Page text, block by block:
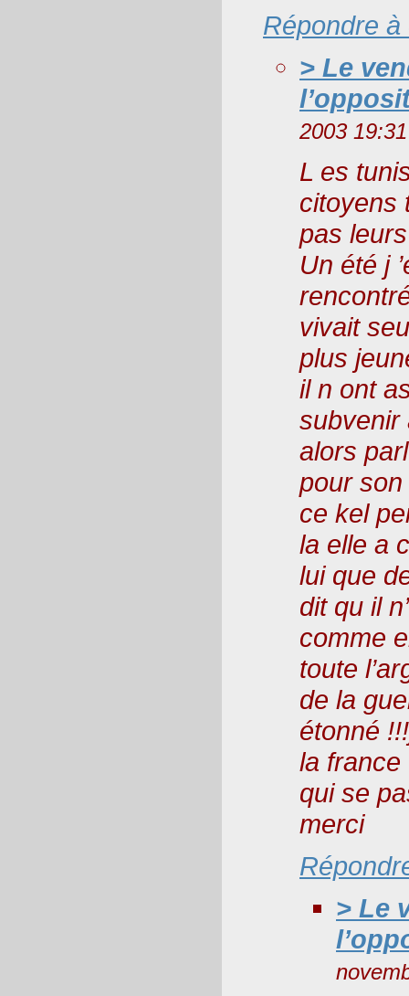
Répondre
> Le
2003 19:31
L es
citoyens
pas
Un été j
vivait
plus
il n ont
subvenir
alors
pour
ce kel
la elle a
lui que
dit qu il
comme
toute
de la
étonné
la france
qui se
merci
> Le